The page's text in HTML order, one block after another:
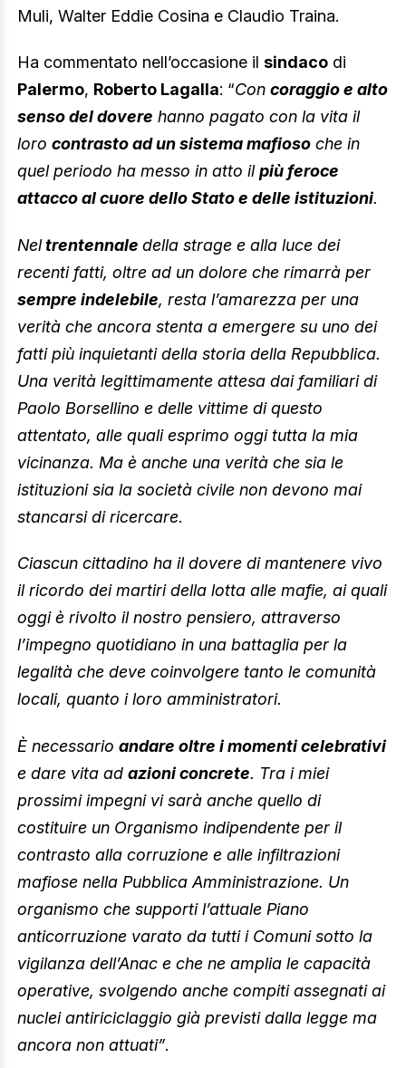
Muli, Walter Eddie Cosina e Claudio Traina.
Ha commentato nell’occasione il sindaco di
Palermo, Roberto Lagalla: “Con coraggio e alto
senso del dovere hanno pagato con la vita il
loro contrasto ad un sistema mafioso che in
quel periodo ha messo in atto ilpiù feroce
attacco al cuore dello Stato e delle istituzioni.
Neltrentennale della strage e alla luce dei
recenti fatti, oltre ad un dolore che rimarrà per
sempre indelebile, resta l’amarezza per una
verità che ancora stenta a emergere su uno dei
fatti più inquietanti della storia della Repubblica.
Una verità legittimamente attesa dai familiari di
Paolo Borsellino e delle vittime di questo
attentato, alle quali esprimo oggi tutta la mia
vicinanza. Ma è anche una verità che sia le
istituzioni sia la società civile non devono mai
stancarsi di ricercare.
Ciascun cittadino ha il dovere di mantenere vivo
il ricordo dei martiri della lotta alle mafie, ai quali
oggi è rivolto il nostro pensiero, attraverso
l’impegno quotidiano in una battaglia per la
legalità che deve coinvolgere tanto le comunità
locali, quanto i loro amministratori.
È necessario andare oltre i momenti celebrativi
e dare vita ad azioni concrete. Tra i miei
prossimi impegni vi sarà anche quello di
costituire un Organismo indipendente per il
contrasto alla corruzione e alle infiltrazioni
mafiose nella Pubblica Amministrazione. Un
organismo che supporti l’attuale Piano
anticorruzione varato da tutti i Comuni sotto la
vigilanza dell’Anac e che ne amplia le capacità
operative, svolgendo anche compiti assegnati ai
nuclei antiriciclaggio già previsti dalla legge ma
ancora non attuati”.